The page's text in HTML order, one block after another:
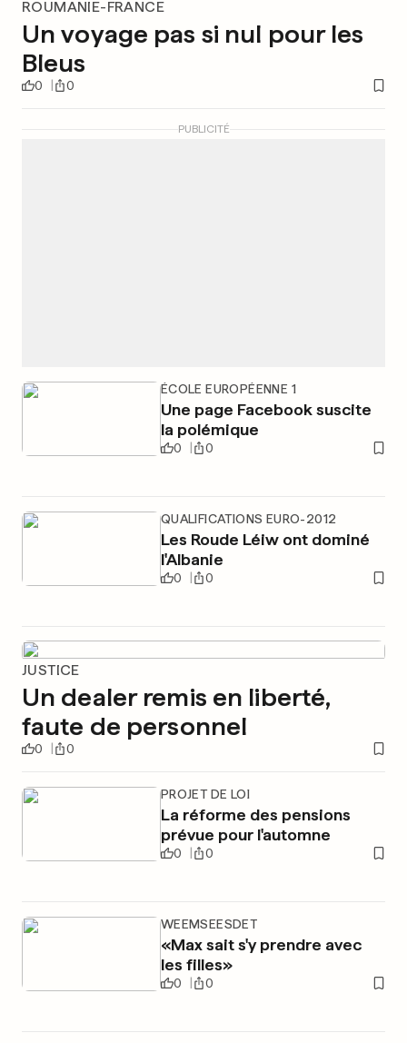
ROUMANIE-FRANCE
Un voyage pas si nul pour les
Bleus
0 0
ÉCOLE EUROPÉENNE 1
Une page Facebook suscite
la polémique
0 0
QUALIFICATIONS EURO-2012
Les Roude Léiw ont dominé
l'Albanie
0 0
PUBLICITÉ
JUSTICE
Un dealer remis en liberté,
faute de personnel
0 0
PROJET DE LOI
La réforme des pensions
prévue pour l'automne
0 0
WEEMSEESDET
«Max sait s'y prendre avec
les filles»
0 0